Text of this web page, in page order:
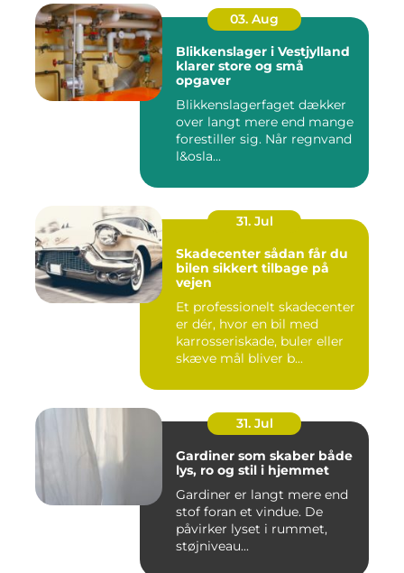
03. Aug
Blikkenslager i Vestjylland
klarer store og små
opgaver
Blikkenslagerfaget dækker
over langt mere end mange
forestiller sig. Når regnvand
l&osla...
31. Jul
Skadecenter sådan får du
bilen sikkert tilbage på
vejen
Et professionelt skadecenter
er dér, hvor en bil med
karrosseriskade, buler eller
skæve mål bliver b...
31. Jul
Gardiner som skaber både
lys, ro og stil i hjemmet
Gardiner er langt mere end
stof foran et vindue. De
påvirker lyset i rummet,
støjniveau...